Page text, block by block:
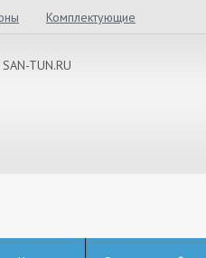
Комплектующие
TUN.RU